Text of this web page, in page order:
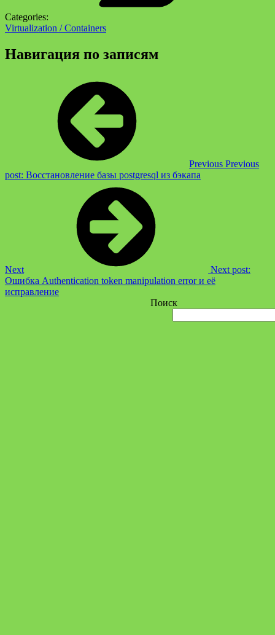
Categories:
Virtualization / Containers
Навигация по записям
Previous Previous
post: Восстановление базы postgresql из бэкапа
Next
Next post:
Ошибка Authentication token manipulation error и её
исправление
Поиск